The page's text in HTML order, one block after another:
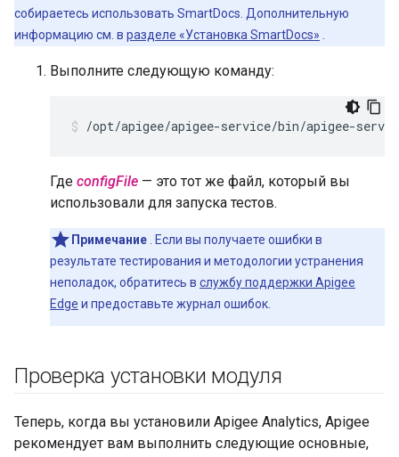
собираетесь использовать SmartDocs. Дополнительную
информацию см. в разделе «Установка SmartDocs»
Выполните следующую команду:
/opt/apigee/apigee-service/bin/apigee-
Где configFile — это тот же файл, который вы
использовали для запуска тестов.
Примечание . Если вы получаете ошибки в
результате тестирования и методологии устранения
неполадок, обратитесь в службу поддержки Apigee
Edge и предоставьте журнал ошибок.
Проверка установки модуля
Теперь, когда вы установили Apigee Analytics, Apigee
рекомендует вам выполнить следующие основные,